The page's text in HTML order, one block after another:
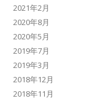
2021年2月
2020年8月
2020年5月
2019年7月
2019年3月
2018年12月
2018年11月